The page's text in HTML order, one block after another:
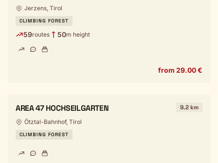
Jerzens, Tirol
CLIMBING FOREST
59routes 50m height
from 29.00 €
AREA 47 HOCHSEILGARTEN 9.2 km
Ötztal-Bahnhof, Tirol
CLIMBING FOREST